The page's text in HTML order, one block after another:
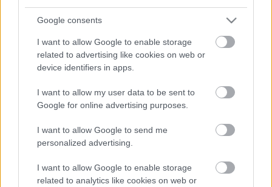
Google consents
I want to allow Google to enable storage
related to advertising like cookies on web or
device identifiers in apps.
I want to allow my user data to be sent to
Google for online advertising purposes.
I want to allow Google to send me
personalized advertising.
I want to allow Google to enable storage
related to analytics like cookies on web or
regisztráljon oldalunkon